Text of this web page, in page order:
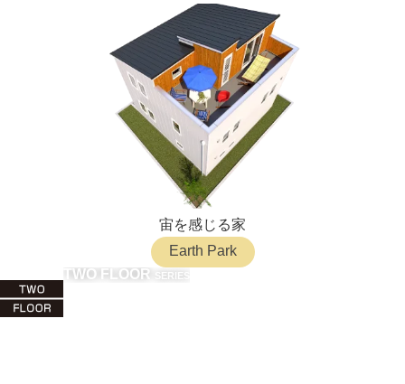
宙を感じる家
Earth Park
TWO FLOOR
SERIES